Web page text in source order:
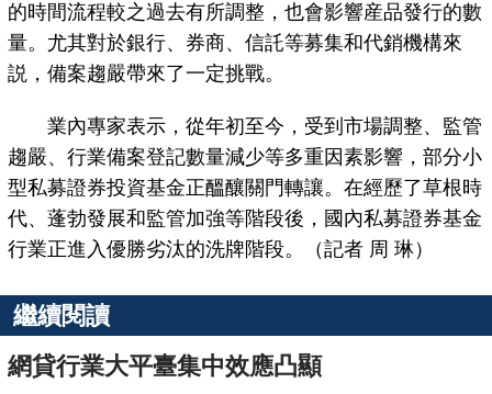
的時間流程較之過去有所調整，也會影響産品發行的數
量。尤其對於銀行、券商、信託等募集和代銷機構來
説，備案趨嚴帶來了一定挑戰。
業內專家表示，從年初至今，受到市場調整、監管
趨嚴、行業備案登記數量減少等多重因素影響，部分小
型私募證券投資基金正醞釀關門轉讓。在經歷了草根時
代、蓬勃發展和監管加強等階段後，國內私募證券基金
行業正進入優勝劣汰的洗牌階段。（記者 周 琳）
繼續閱讀
網貸行業大平臺集中效應凸顯